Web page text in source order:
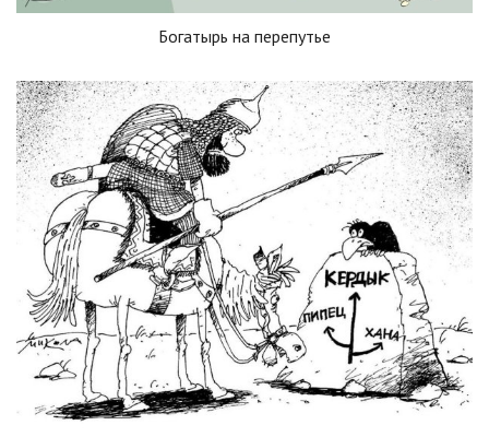
Богатырь на перепутье